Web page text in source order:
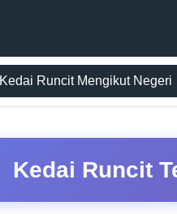
Kedai Runcit Mengikut Negeri
Kedai Runcit